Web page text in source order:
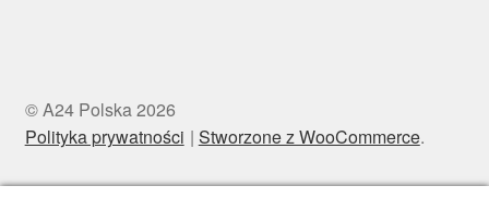
© A24 Polska 2026
Polityka prywatności
Stworzone z WooCommerce.